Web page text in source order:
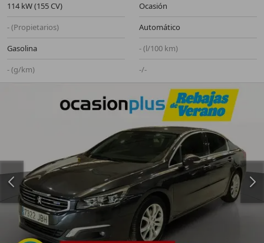
114 kW (155 CV)
Ocasión
- (Propietarios)
Automático
Gasolina
- (l/100 km)
- (g/km)
-/-